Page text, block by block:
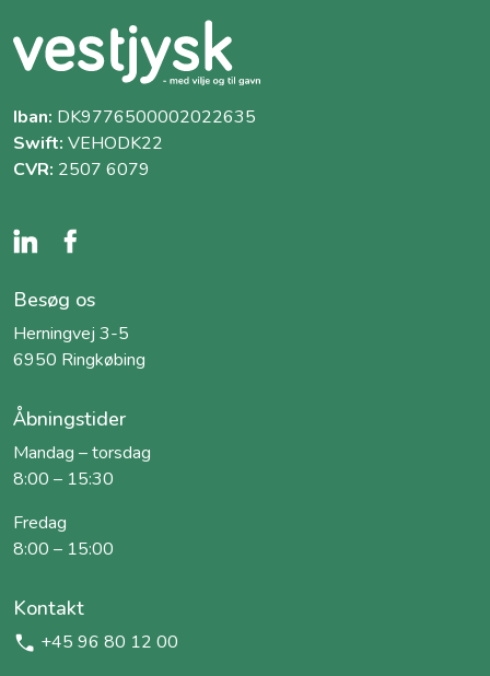
Iban: DK9776500002022635
Swift: VEHODK22
CVR: 2507 6079
Besøg os
Herningvej 3-5
6950 Ringkøbing
Åbningstider
Mandag – torsdag
8:00 – 15:30
Fredag
8:00 – 15:00
Kontakt
+45 96 80 12 00